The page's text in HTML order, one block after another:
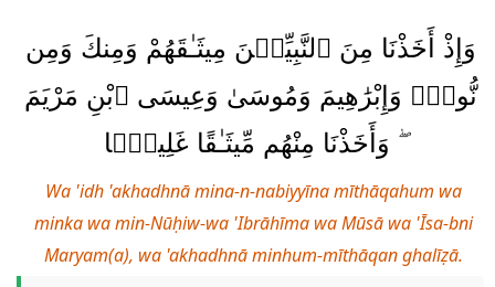
وَإِذْ أَخَذْنَا مِنَ ٱلنَّبِيِّـۧنَ مِيثَـٰقَهُمْ وَمِنكَ وَمِن
نُّوحٍۢ وَإِبْرَٰهِيمَ وَمُوسَىٰ وَعِيسَى ٱبْنِ مَرْيَمَ
ۖ وَأَخَذْنَا مِنْهُم مِّيثَـٰقًا غَلِيظًۭا
Wa 'idh 'akhadhnā mina-n-nabiyyīna mīthāqahum wa
minka wa min-Nūḥiw-wa 'Ibrāhīma wa Mūsā wa 'Īsa-bni
Maryam(a), wa 'akhadhnā minhum-mīthāqan ghalīẓā.